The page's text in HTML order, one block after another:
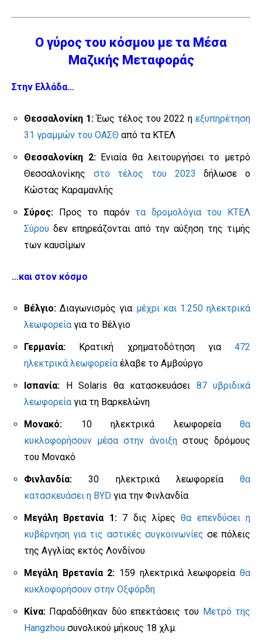
Ο γύρος του κόσμου με τα Μέσα
Μαζικής Μεταφοράς
Στην Ελλάδα…
Θεσσαλονίκη 1:Έως τέλος του 2022 ηεξυπηρέτηση
31 γραμμών του ΟΑΣΘ από τα ΚΤΕΛ
Θεσσαλονίκη 2:Ενιαία θα λειτουργήσει το μετρό
Θεσσαλονίκης στο τέλος του 2023 δήλωσε ο
Κώστας Καραμανλής
Σύρος: Προς το παρόν τα δρομολόγια του ΚΤΕΛ
Σύρου δεν επηρεάζονται από την αύξηση της τιμής
των καυσίμων
…και στον κόσμο
Βέλγιο: Διαγωνισμός για μέχρι και 1.250 ηλεκτρικά
λεωφορεία για το Βέλγιο
Γερμανία: Κρατική χρηματοδότηση για 472
ηλεκτρικά λεωφορεία έλαβε το Αμβούργο
Ισπανία: Η Solaris θα κατασκευάσει 87 υβριδικά
λεωφορεία για τη Βαρκελώνη
Μονακό: 10 ηλεκτρικά λεωφορεία θα
κυκλοφορήσουν μέσα στην άνοιξηστους δρόμους
του Μονακό
Φινλανδία: 30 ηλεκτρικά λεωφορεία θα
κατασκευάσει η BYD για την Φινλανδία
Μεγάλη Βρετανία 1:7 δις λίρεςθα επενδύσει η
κυβέρνηση για τις αστικές συγκοινωνίες σε πόλεις
της Αγγλίας εκτός Λονδίνου
Μεγάλη Βρετανία 2: 159 ηλεκτρικά λεωφορείαθα
κυκλοφορήσουν στην Οξφόρδη
Κίνα: Παραδόθηκαν δύο επεκτάσεις του Μετρό της
Hangzhou συνολικού μήκους 18 χλμ.